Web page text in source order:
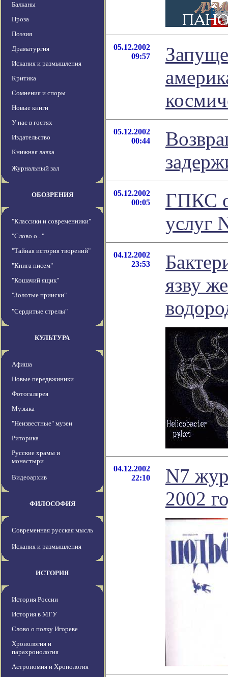
Балканы
Проза
Поэзия
Драматургия
Искания и размышления
Критика
Сомнения и споры
Новые книги
У нас в гостях
Издательство
Книжная лавка
Журнальный зал
ОБОЗРЕНИЯ
"Классики и современники"
"Слово о..."
"Тайная история творений"
"Книга писем"
"Кошачий ящик"
"Золотые прииски"
"Сердитые стрелы"
КУЛЬТУРА
Афиша
Новые передвжиники
Фотогалерея
Музыка
"Неизвестные" музеи
Риторика
Русские храмы и
монастыри
Видеоархив
ФИЛОСОФИЯ
Современная русская мысль
Искания и размышления
ИСТОРИЯ
История России
История в МГУ
Слово о полку Игореве
Хронология и
парахронология
Астрономия и Хронология
05.12.2002
09:57
05.12.2002
00:44
05.12.2002
00:05
ГПКС
услуг
04.12.2002
23:53
язву
04.12.2002
22:10
N7
2002